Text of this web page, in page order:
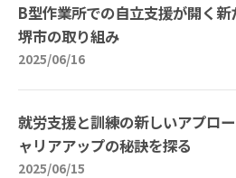
B型作業所での自立支援が開く
堺市の取り組み
2025/06/16
就労支援と訓練の新しいアプロ
ャリアアップの秘訣を探る
2025/06/15